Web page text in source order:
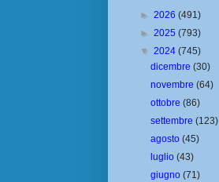
► 2026 (491)
► 2025 (793)
▼ 2024 (745)
dicembre(30)
novembre(64)
ottobre(86)
settembre(123)
agosto(45)
luglio(43)
giugno(71)